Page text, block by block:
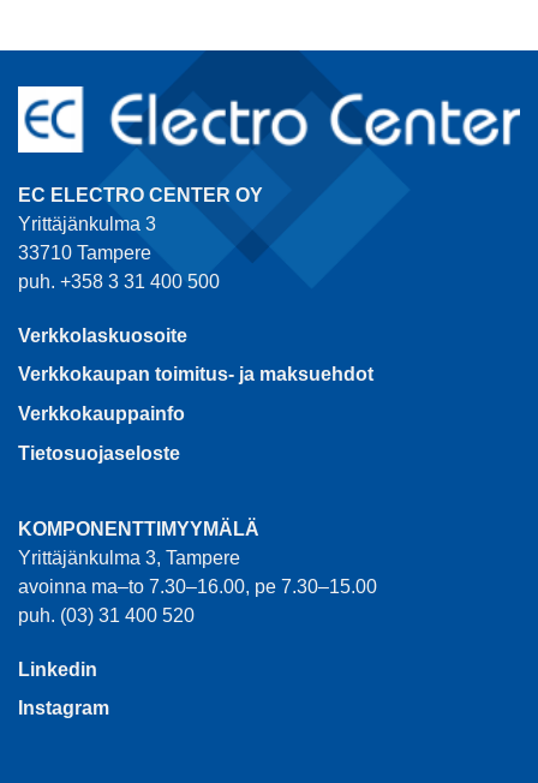
EC ELECTRO CENTER OY
Yrittäjänkulma 3
33710 Tampere
puh. +358 3 31 400 500
Verkkolaskuosoite
Verkkokaupan toimitus- ja maksuehdot
Verkkokauppainfo
Tietosuojaseloste
KOMPONENTTIMYYMÄLÄ
Yrittäjänkulma 3, Tampere
avoinna ma–to 7.30–16.00, pe 7.30–15.00
puh. (03) 31 400 520
Linkedin
Instagram